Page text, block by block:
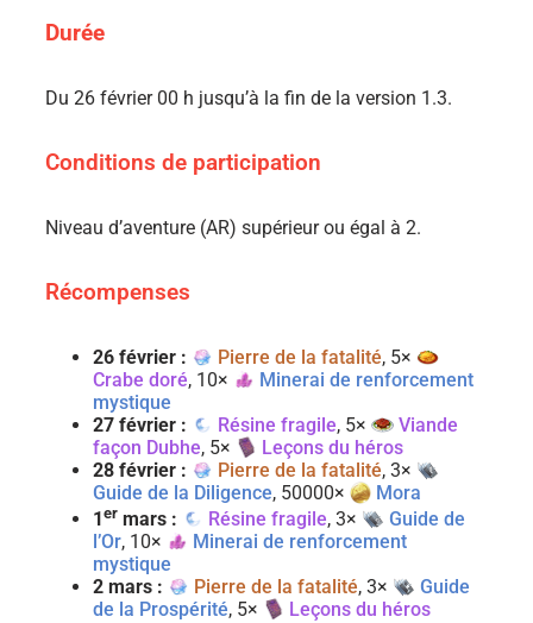
Durée
Du 26 février 00 h jusqu’à la fin de la version 1.3.
Conditions de participation
Niveau d’aventure (AR) supérieur ou égal à 2.
Récompenses
26 février : Pierre de la fatalité, 5×
Crabe doré, 10×
Minerai de renforcement
mystique
27 février :
Résine fragile, 5×
Viande
façon Dubhe, 5×
Leçons du héros
28 février :
Pierre de la fatalité, 3×
Guide de la Diligence, 50000×
Mora
1 er mars : Résine fragile, 3×
Guide de
l’Or, 10×
Minerai de renforcement
mystique
2 mars :
Pierre de la fatalité, 3×
Guide
de la Prospérité, 5× Leçons du héros